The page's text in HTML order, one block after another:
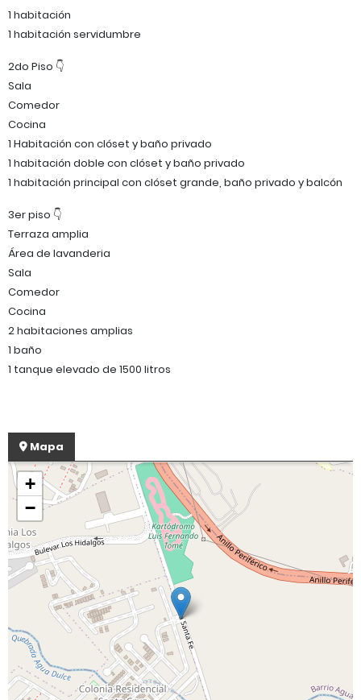
1 habitación
1 habitación servidumbre
2do Piso 👇
Sala
Comedor
Cocina
1 Habitación con clóset y baño privado
1 habitación doble con clóset y baño privado
1 habitación principal con clóset grande, baño privado y balcón
3er piso 👇
Terraza amplia
Área de lavanderia
Sala
Comedor
Cocina
2 habitaciones amplias
1 baño
1 tanque elevado de 1500 litros
Mapa
+
−